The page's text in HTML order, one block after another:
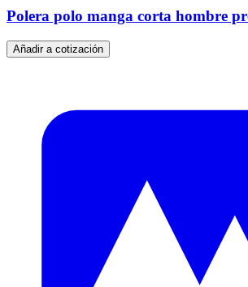
Polera polo manga corta hombre
Añadir a cotización